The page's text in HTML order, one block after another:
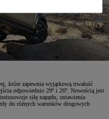
które zapewnia wyjątkową trwałość
odpowiednio 29º i 26º. Nowością jest
siłę napędu, ustawienia
do różnych warunków drogowych